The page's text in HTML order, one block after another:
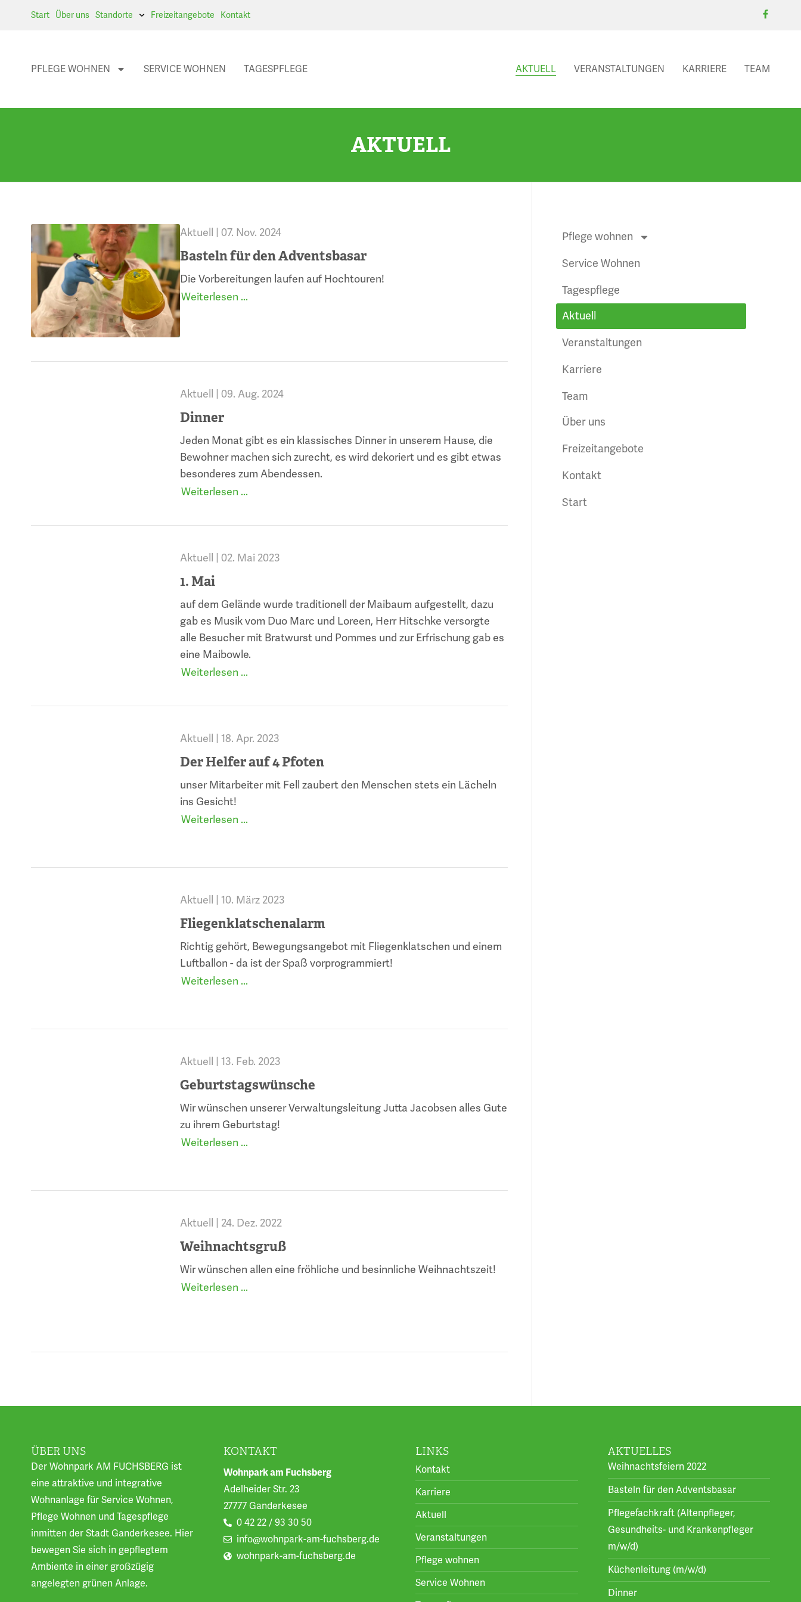
Start Über uns Standorte Freizeitangebote Kontakt
PFLEGE WOHNEN SERVICE WOHNEN TAGESPFLEGE AKTUELL VERANSTALTUNGEN KARRIERE TEAM
AKTUELL
Aktuell | 07. Nov. 2024
Basteln für den Adventsbasar
Die Vorbereitungen laufen auf Hochtouren!
Weiterlesen ...
Aktuell | 09. Aug. 2024
Dinner
Jeden Monat gibt es ein klassisches Dinner in unserem Hause, die
Bewohner machen sich zurecht, es wird dekoriert und es gibt etwas
besonderes zum Abendessen.
Weiterlesen ...
Aktuell | 02. Mai 2023
1. Mai
auf dem Gelände wurde traditionell der Maibaum aufgestellt, dazu
gab es Musik vom Duo Marc und Loreen, Herr Hitschke versorgte
alle Besucher mit Bratwurst und Pommes und zur Erfrischung gab es
eine Maibowle.
Weiterlesen ...
Aktuell | 18. Apr. 2023
Der Helfer auf 4 Pfoten
unser Mitarbeiter mit Fell zaubert den Menschen stets ein Lächeln
ins Gesicht!
Weiterlesen ...
Aktuell | 10. März 2023
Fliegenklatschenalarm
Richtig gehört, Bewegungsangebot mit Fliegenklatschen und einem
Luftballon - da ist der Spaß vorprogrammiert!
Weiterlesen ...
Aktuell | 13. Feb. 2023
Geburtstagswünsche
Wir wünschen unserer Verwaltungsleitung Jutta Jacobsen alles Gute
zu ihrem Geburtstag!
Weiterlesen ...
Aktuell | 24. Dez. 2022
Weihnachtsgruß
Wir wünschen allen eine fröhliche und besinnliche Weihnachtszeit!
Weiterlesen ...
Pflege wohnen
Service Wohnen
Tagespflege
Aktuell
Veranstaltungen
Karriere
Team
Über uns
Freizeitangebote
Kontakt
Start
ÜBER UNS
Der Wohnpark AM FUCHSBERG ist
eine attraktive und integrative
Wohnanlage für Service Wohnen,
Pflege Wohnen und Tagespflege
inmitten der Stadt Ganderkesee. Hier
bewegen Sie sich in gepflegtem
Ambiente in einer großzügig
angelegten grünen Anlage.
KONTAKT
Wohnpark am Fuchsberg
Adelheider Str. 23
27777 Ganderkesee
0 42 22 / 93 30 50
info@wohnpark-am-fuchsberg.de
wohnpark-am-fuchsberg.de
LINKS
Kontakt
Karriere
Aktuell
Veranstaltungen
Pflege wohnen
Service Wohnen
AKTUELLES
Weihnachtsfeiern 2022
Basteln für den Adventsbasar
Pflegefachkraft (Altenpfleger,
Gesundheits- und Krankenpfleger
m/w/d)
Küchenleitung (m/w/d)
Dinner